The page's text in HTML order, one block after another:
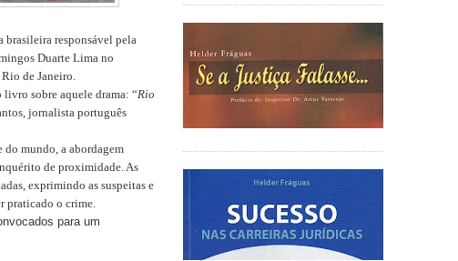
responsável pela
Duarte Lima no
de Janeiro.
sobre aquele drama: “Rio
jornalista português
do mundo, a abordagem
de proximidade. As
exprimindo as suspeitas e
praticado o crime.
para um